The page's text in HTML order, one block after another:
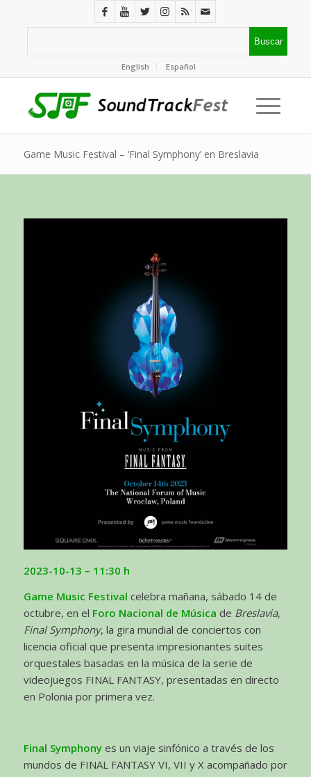
English Español
Game Music Festival – ‘Final Symphony’ en Breslavia
2023-10-13 – 11:30 h
Game Music Festival celebra mañana, sábado 14 de
octubre, en el Foro Nacional de Música de Breslavia,
Final Symphony, la gira mundial de conciertos con
licencia oficial que presenta impresionantes suites
orquestales basadas en la música de la serie de
videojuegos FINAL FANTASY, presentadas en directo
en Polonia por primera vez.
Final Symphonyes un viaje sinfónico a través de los
mundos de FINAL FANTASY VI, VII y X acompañado por